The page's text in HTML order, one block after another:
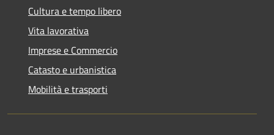
Cultura e tempo libero
Vita lavorativa
Imprese e Commercio
Catasto e urbanistica
Mobilità e trasporti